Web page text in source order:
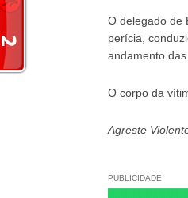
O delegado de
perícia,
andamento das
O corpo da
Agreste
PUBLICIDADE